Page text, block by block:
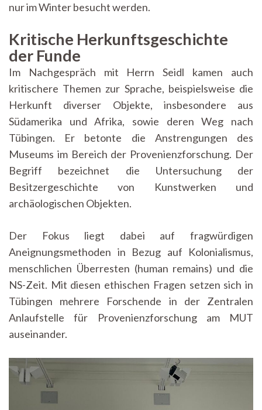
nur im Winter besucht werden.
Kritische Herkunftsgeschichte
der Funde
Im Nachgespräch mit Herrn Seidl kamen auch
kritischere Themen zur Sprache, beispielsweise die
Herkunft diverser Objekte, insbesondere aus
Südamerika und Afrika, sowie deren Weg nach
Tübingen. Er betonte die Anstrengungen des
Museums im Bereich der Provenienzforschung. Der
Begriff bezeichnet die Untersuchung der
Besitzergeschichte von Kunstwerken und
archäologischen Objekten.
Der Fokus liegt dabei auf fragwürdigen
Aneignungsmethoden in Bezug auf Kolonialismus,
menschlichen Überresten (human remains) und die
NS-Zeit. Mit diesen ethischen Fragen setzen sich in
Tübingen mehrere Forschende in der Zentralen
Anlaufstelle für Provenienzforschung am MUT
auseinander.